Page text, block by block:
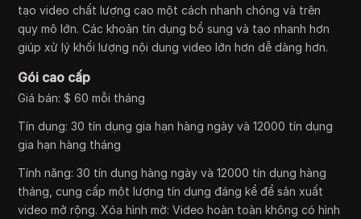
tạo video chất lượng cao một cách nhanh chóng và trên
quy mô lớn. Các khoản tín dụng bổ sung và tạo nhanh hơn
giúp xử lý khối lượng nội dung video lớn hơn dễ dàng hơn.
Gói cao cấp
Giá bán: $ 60 mỗi tháng
Tín dụng: 30 tín dụng gia hạn hàng ngày và 12000 tín dụng
gia hạn hàng tháng
Tính năng: 30 tín dụng hàng ngày và 12000 tín dụng hàng
tháng, cung cấp một lượng tín dụng đáng kể để sản xuất
video mở rộng. Xóa hình mờ: Video hoàn toàn không có hình